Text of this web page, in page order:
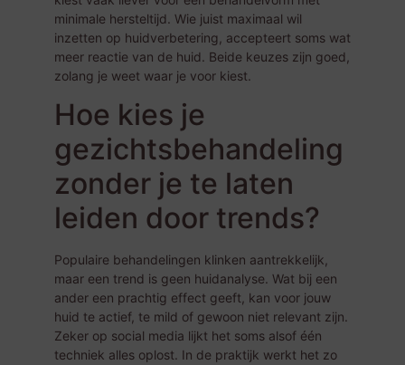
minimale hersteltijd. Wie juist maximaal wil
inzetten op huidverbetering, accepteert soms wat
meer reactie van de huid. Beide keuzes zijn goed,
zolang je weet waar je voor kiest.
Hoe kies je
gezichtsbehandeling
zonder je te laten
leiden door trends?
Populaire behandelingen klinken aantrekkelijk,
maar een trend is geen huidanalyse. Wat bij een
ander een prachtig effect geeft, kan voor jouw
huid te actief, te mild of gewoon niet relevant zijn.
Zeker op social media lijkt het soms alsof één
techniek alles oplost. In de praktijk werkt het zo